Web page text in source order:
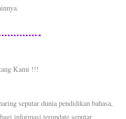
Kami !!!
seputar dunia pendidikan bahasa,
informasi terupdate seputar